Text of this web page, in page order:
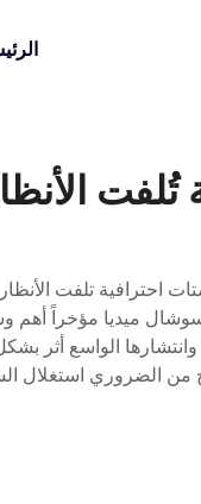
تُلفت
احترافية تلفت
ميديا مؤخراً أهم
الواسع أثر
من الضروري استغلال